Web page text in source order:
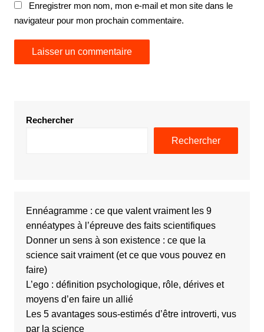
Enregistrer mon nom, mon e-mail et mon site dans le
navigateur pour mon prochain commentaire.
Rechercher
Rechercher
Ennéagramme : ce que valent vraiment les 9
ennéatypes à l’épreuve des faits scientifiques
Donner un sens à son existence : ce que la
science sait vraiment (et ce que vous pouvez en
faire)
L’ego : définition psychologique, rôle, dérives et
moyens d’en faire un allié
Les 5 avantages sous-estimés d’être introverti, vus
par la science